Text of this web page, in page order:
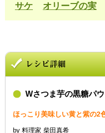
サケ オリーブの実
Wさつま芋の黒糖パ
ほっこり美味しい黄と紫の2
by 料理家 柴田真希